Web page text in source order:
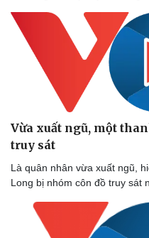
Vừa xuất ngũ, một
truy sát
Là quân nhân vừa xuất ngũ,
Long bị nhóm côn đồ truy sát